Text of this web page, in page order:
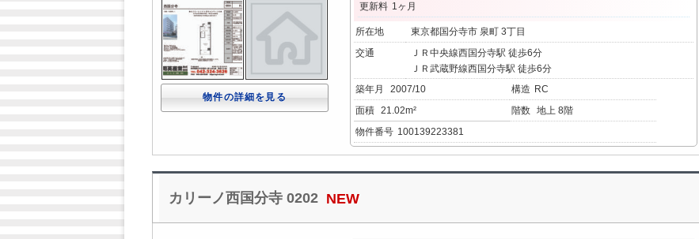
物件の詳細を見る
更新料 1ヶ月
所在地
東京都国分寺市 泉町 3丁目
交通
ＪＲ中央線西国分寺駅 徒歩6分
ＪＲ武蔵野線西国分寺駅 徒歩6分
築年月
2007/10 構造 RC
面積 21.02m² 階数 地上 8階
物件番号 100139223381
カリーノ西国分寺 0202 NEW